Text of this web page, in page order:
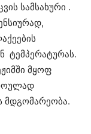
სამსახური .
ტემპერატურას.
მყოფ
მდგომარეობა.